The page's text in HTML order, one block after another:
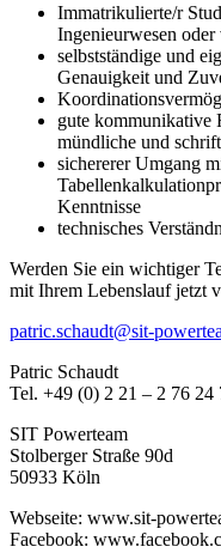
Immatrikulierte/r
Ingenieurwesen
selbstständige und
Genauigkeit und
gute kommunikative
mündliche und
sichererer Umgang
Kenntnisse
technisches
Werden Sie ein wichtiger
mit Ihrem Lebenslauf jetzt
patric.schaudt@sit-
Patric Schaudt
Tel. +49 (0) 2 21 – 2 76 24
SIT Powerteam
Stolberger Straße 90d
50933 Köln
Webseite: www.sit-
Facebook: